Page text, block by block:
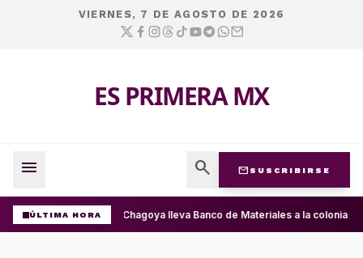
VIERNES, 7 DE AGOSTO DE 2026
ES PRIMERA MX
menu search mail SUSCRIBIRSE
ÚLTIMA HORARay Chagoya lleva Banco de Materiales a la colonia